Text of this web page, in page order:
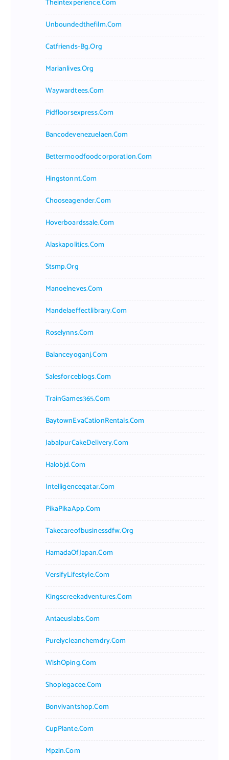
Theintexperience.com
Unboundedthefilm.com
Catfriends-Bg.org
Marianlives.org
Waywardtees.com
Pidfloorsexpress.com
Bancodevenezuelaen.com
Bettermoodfoodcorporation.com
Hingstonnt.com
Chooseagender.com
Hoverboardssale.com
Alaskapolitics.com
Stsmp.org
Manoelneves.com
Mandelaeffectlibrary.com
Roselynns.com
Balanceyoganj.com
Salesforceblogs.com
TrainGames365.com
BaytownEvaCationRentals.com
JabalpurCakeDelivery.com
Halobjd.com
Intelligenceqatar.com
PikaPikaApp.com
Takecareofbusinessdfw.org
HamadaOfJapan.com
VersifyLifestyle.com
Kingscreekadventures.com
Antaeuslabs.com
Purelycleanchemdry.com
WishOping.com
Shoplegacee.com
Bonvivantshop.com
CupPlante.com
Mpzin.com